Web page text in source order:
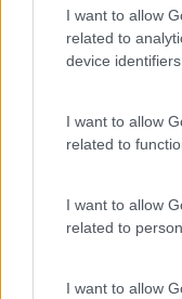
I want to allow
related to
device
I want to allow
related to
I want to allow
related to
I want to allow
SABER MAIS
SKOLAE Formação
Somos a filial
empresa europeia
de competências e